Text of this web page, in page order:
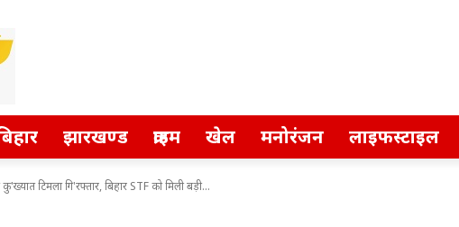
झारखण्ड क्राइम खेल मनोरंजन लाइफस्टाइल
टिमला गि'रफ्तार, बिहार STF को मिली बड़ी...